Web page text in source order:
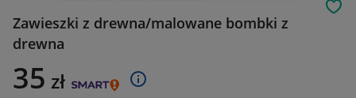
Zawieszki z drewna/malowane bombki z
drewna
35 zł